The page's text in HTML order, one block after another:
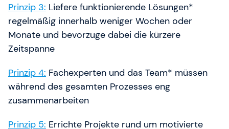
Prinzip 3: Liefere funktionierende Lösungen*
regelmäßig innerhalb weniger Wochen oder
Monate und bevorzuge dabei die kürzere
Zeitspanne
Prinzip 4: Fachexperten und das Team* müssen
während des gesamten Prozesses eng
zusammenarbeiten
Prinzip 5: Errichte Projekte rund um motivierte